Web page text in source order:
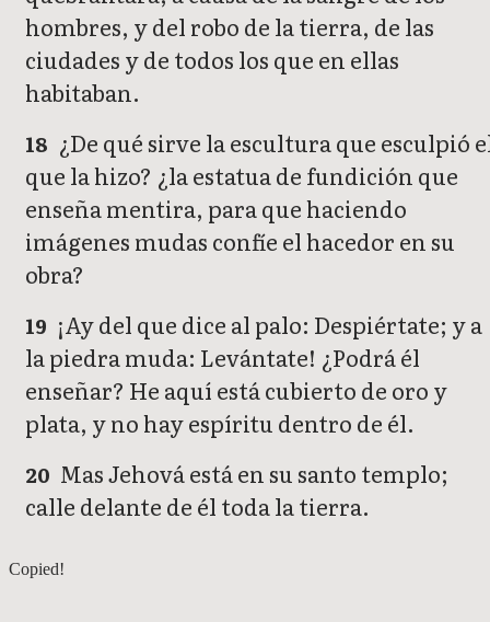
hombres, y del robo de la tierra, de las
ciudades y de todos los que en ellas
habitaban.
18 ¿De qué sirve la escultura que esculpió
que la hizo? ¿la estatua de fundición que
enseña mentira, para que haciendo
imágenes mudas confíe el hacedor en su
obra?
19 ¡Ay del que dice al palo: Despiértate; y a
la piedra muda: Levántate! ¿Podrá él
enseñar? He aquí está cubierto de oro y
plata, y no hay espíritu dentro de él.
20 Mas Jehová está en su santo templo;
calle delante de él toda la tierra.
Habacuc 1
Copied!